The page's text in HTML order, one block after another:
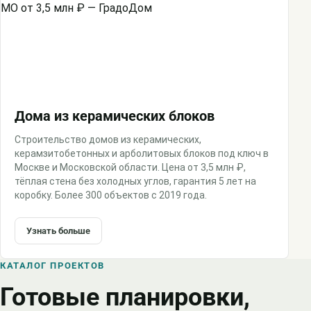
Дома из керамических блоков
Строительство домов из керамических,
керамзитобетонных и арболитовых блоков под ключ в
Москве и Московской области. Цена от 3,5 млн ₽,
тёплая стена без холодных углов, гарантия 5 лет на
коробку. Более 300 объектов с 2019 года.
Узнать больше
КАТАЛОГ ПРОЕКТОВ
Готовые планировки,